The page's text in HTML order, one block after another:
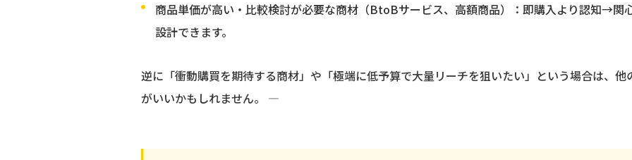
商品単価が高い・比較検討が必要な商材（BtoBサービス、高額商品）：即購入より認知→
設計できます。
逆に「衝動購買を期待する商材」や「極端に低予算で大量リーチを狙いたい」という場合は、
がいいかもしれません。 —